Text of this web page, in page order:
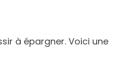
à épargner. Voici une